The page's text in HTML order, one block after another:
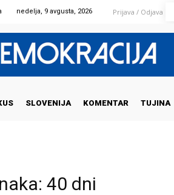
nedelja, 9 avgusta, 2026 Prijava / Odjava
SLOVENIJA KOMENTAR TUJINA
40 dni